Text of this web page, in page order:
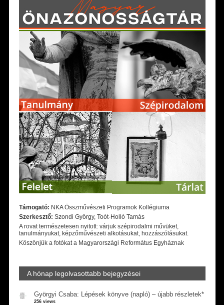
Támogató: NKA Összművészeti Programok Kollégiuma
Szerkesztő: Szondi György, Toót-Holló Tamás
A rovat természetesen nyitott: várjuk szépirodalmi művüket,
tanulmányukat, képzőművészeti alkotásukat, hozzászólásukat.
Köszönjük a fotókat a Magyarországi Református Egyháznak
A hónap legolvasottabb bejegyzései
Györgyi Csaba: Lépések könyve (napló) – újabb részletek*
256 views